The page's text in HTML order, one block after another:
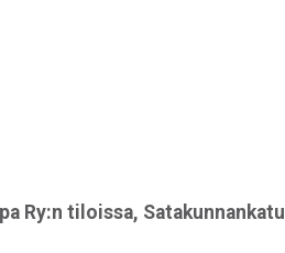
Ry:n tiloissa, Satakunnankatu